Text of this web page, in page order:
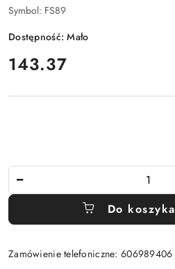
Symbol: FS89
Dostępność:Mało
cena:
143.37
Do koszyka
Zamówienie telefoniczne: 606989406